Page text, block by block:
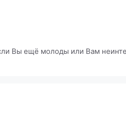
Вы ещё молоды или Вам